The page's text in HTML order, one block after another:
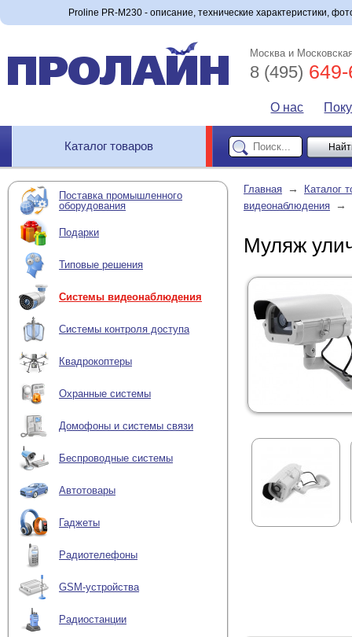
Proline PR-M230 - описание, технические характеристики,
Москва и
8 (495)
О нас
Каталог товаров
Поставка промышленного
оборудования
Подарки
Типовые решения
Системы видеонаблюдения
Системы контроля доступа
Квадрокоптеры
Охранные системы
Домофоны и системы связи
Беспроводные системы
Автотовары
Гаджеты
Радиотелефоны
GSM-устройства
Радиостанции
Главная →
Каталог
видеонаблюдения →
Муляж